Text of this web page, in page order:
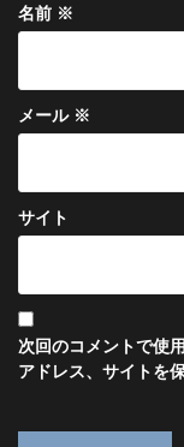
名前 ※
メール ※
サイト
次回のコメントで使
アドレス、サイトを保